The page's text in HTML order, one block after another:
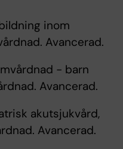
inom
Avancerad.
- barn
Avancerad.
akutsjukvård,
Avancerad.